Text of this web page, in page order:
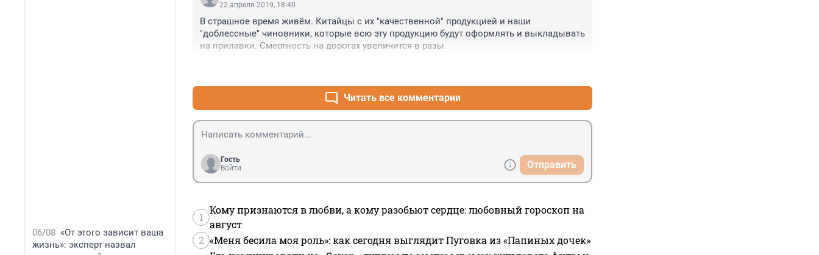
06/08 «От этого зависит ваша
жизнь»: эксперт назвал
22 апреля 2019, 18:40
В страшное время живём. Китайцы с их "качественной" продукцией и наши
"доблессные" чиновники, которые всю эту продукцию будут оформлять и выкладывать
на прилавки. Смертность на дорогах увеличится в разы.
Читать все комментарии
Гость
Войти
Отправить
1
Кому признаются в любви, а кому разобьют сердце: любовный гороскоп на
август
2 «Меня бесила моя роль»: как сегодня выглядит Пуговка из «Папиных дочек»